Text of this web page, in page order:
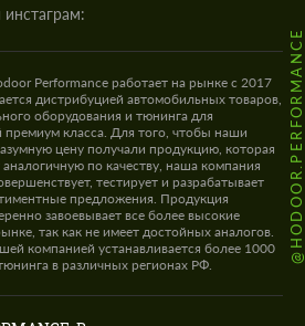
@HODOOR.PERFORMANCE
Performance работает на рынке с 2017
дистрибуцией автомобильных товаров,
оборудования и тюнинга для
премиум класса. Для того, чтобы наши
цену получали продукцию, которая
аналогичную по качеству, наша компания
тестирует и разрабатывает
предложения. Продукция
завоевывает все более высокие
так как не имеет достойных аналогов.
компанией устанавливается более 1000
в различных регионах РФ.